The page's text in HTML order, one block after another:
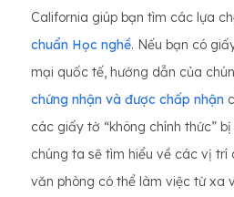
California giúp bạn tìm các lựa
chuẩn Học nghề. Nếu bạn có
mại quốc tế, hướng dẫn của
chứng nhận và được chấp nhận
các giấy tờ “không chính thức”
chúng ta sẽ tìm hiểu về các vị trí
văn phòng có thể làm việc từ xa